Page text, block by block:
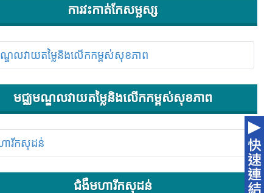
ការវះកាត់កែសម្ឆស្ស
មជ្ឈមណ្ឌលវាយតម្លៃនិងលើកកម្ពស់សុខភាព
ជំងឺមហារីកសុដន់